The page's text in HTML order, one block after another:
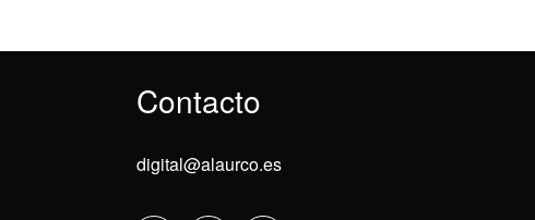
Contacto
digital@alaurco.es